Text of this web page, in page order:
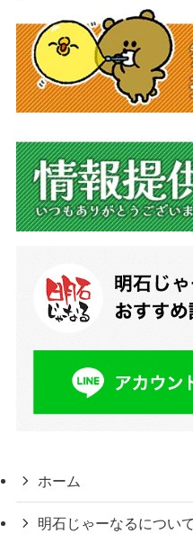
ホーム
明石じゃーなるについて